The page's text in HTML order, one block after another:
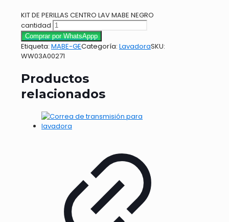
KIT DE PERILLAS CENTRO LAV MABE NEGRO
cantidad
Comprar por WhatsAppp
Etiqueta: MABE-GECategoría: LavadoraSKU:
WW03A00271
Productos
relacionados